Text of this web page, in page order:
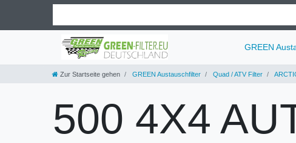
GREEN
Zur Startseite gehen GREEN Austauschfilter Quad / ATV Filter
500 4X4